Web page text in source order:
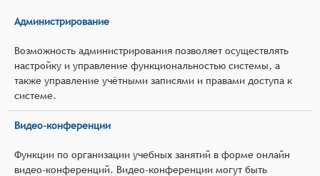
Администрирование
Возможность администрирования позволяет осуществлять
настройку и управление функциональностью системы, а
также управление учётными записями и правами доступа к
системе.
Видео-конференции
Функции по организации учебных занятий в форме онлайн
видео-конференций. Видео-конференции могут быть